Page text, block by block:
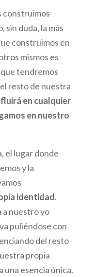
construimos
sin duda, la más
construimos en
mismos es
tendremos
resto de nuestra
en cualquier
en nuestro
el lugar donde
y la
identidad.
a nuestro yo
puliéndose con
del resto
propia
una esencia única.